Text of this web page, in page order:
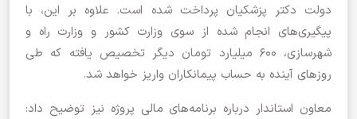
دولت دکتر پزشکیان پرداخت شده است. علاوه بر این، با
پیگیری‌های انجام شده از سوی وزارت کشور و وزارت راه و
شهرسازی، ۶۰۰ میلیارد تومان دیگر تخصیص یافته که طی
روزهای آینده به حساب پیمانکاران واریز خواهد شد.
معاون استاندار درباره برنامه‌های مالی پروژه نیز توضیح داد: